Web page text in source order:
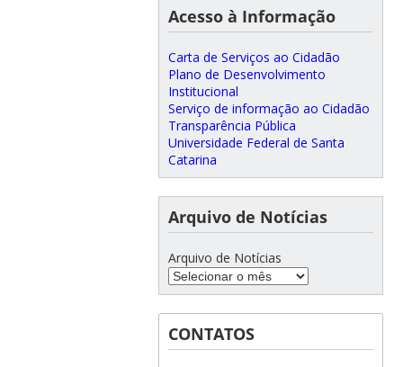
Acesso à Informação
Carta de Serviços ao Cidadão
Plano de Desenvolvimento
Institucional
Serviço de informação ao Cidadão
Transparência Pública
Universidade Federal de Santa
Catarina
Arquivo de Notícias
Arquivo de Notícias
CONTATOS